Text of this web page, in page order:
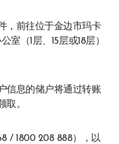
，前往位于金边市玛卡
室（1层、15层或18层）
信息的储户将通过转账
取。
/ 1800 208 888），以